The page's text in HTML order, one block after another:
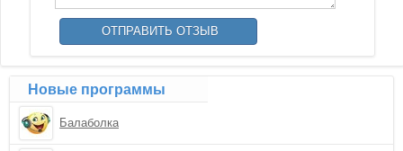
Новые программы
Балаболка